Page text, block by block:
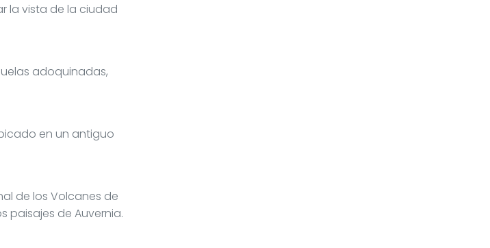
la vista de la ciudad
adoquinadas,
en un antiguo
de los Volcanes de
paisajes de Auvernia.